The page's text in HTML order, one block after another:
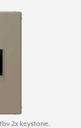
2x keystone.